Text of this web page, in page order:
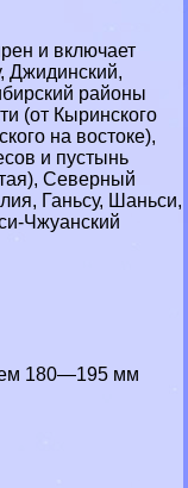
и включает
Джидинский,
районы
(от Кыринского
на востоке),
и пустынь
Северный
Ганьсу, Шаньси,
Чжуанский
180—195 мм